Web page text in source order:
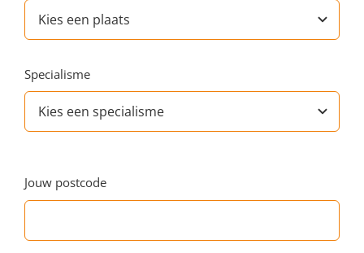
Specialisme
Jouw postcode